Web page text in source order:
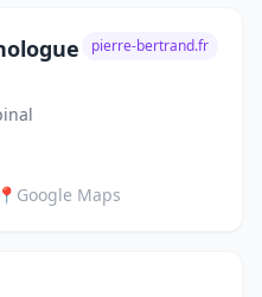
pierre-bertrand.fr
📍 Google Maps